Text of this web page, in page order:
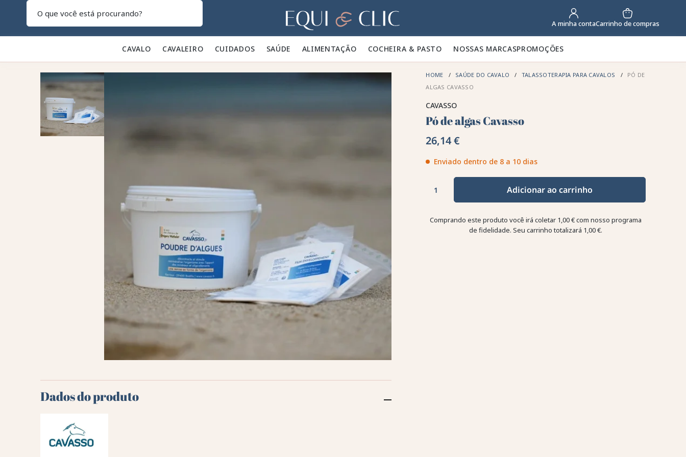
Lar A minha contaCarrinho de compras
CAVALO 🐎 CAVALEIRO 👕 CUIDADOS 🪮 SAÚDE ✨ ALIMENTAÇÃO 🥕 COCHEIRA & PASTO 🍃 NOSSAS MARCASPROMOÇÕES
HOME SAÚDE DO CAVALO TALASSOTERAPIA PARA CAVALOS
PÓ DE
ALGAS CAVASSO
CAVASSO
Pó de algas Cavasso
26,14 €
Enviado dentro de 8 a 10 dias
Adicionar ao carrinho
Comprando este produto você irá coletar 1,00 €com nosso programa
de fidelidade. Seu carrinho totalizará 1,00 €.
Dados do produto